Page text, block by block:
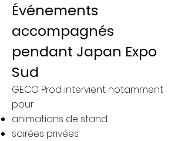
Événements
accompagnés
pendant Japan Expo
Sud
GECO Prod intervient notamment
pour :
animations de stand
soirées privées